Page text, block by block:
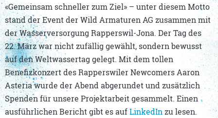
«Gemeinsam schneller zum Ziel» – unter diesem Motto
stand der Event der Wild Armaturen AG zusammen mit
der Wasserversorgung Rapperswil-Jona. Der Tag des
22. März war nicht zufällig gewählt, sondern bewusst
auf den Weltwassertag gelegt. Mit dem tollen
Benefizkonzert des Rapperswiler Newcomers Aaron
Asteria wurde der Abend abgerundet und zusätzlich
Spenden für unsere Projektarbeit gesammelt. Einen
ausführlichen Bericht gibt es aufLinkedInzu lesen.